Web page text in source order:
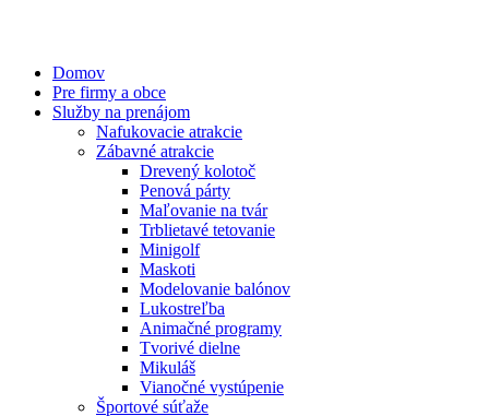
Domov
Pre firmy a obce
Služby na prenájom
Nafukovacie atrakcie
Zábavné atrakcie
Drevený kolotoč
Penová párty
Maľovanie na tvár
Trblietavé tetovanie
Minigolf
Maskoti
Modelovanie balónov
Lukostreľba
Animačné programy
Tvorivé dielne
Mikuláš
Vianočné vystúpenie
Športové súťaže